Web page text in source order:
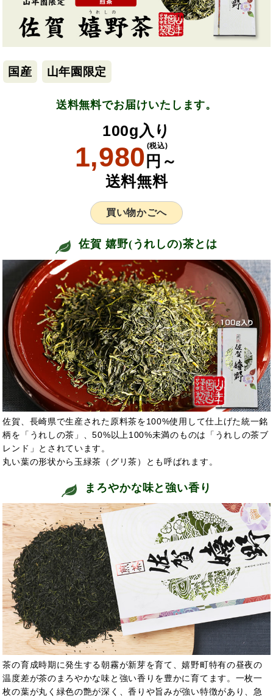
国産 山年園限定
送料無料でお届けいたします。
100g入り
1,980 円～
(税込)
送料無料
買い物かごへ
佐賀 嬉野(うれしの)茶とは
佐賀、長崎県で生産された原料茶を100%使用して仕上げた統一銘
柄を「うれしの茶」、50%以上100%未満のものは「うれしの茶ブ
レンド」とされています。
丸い葉の形状から玉緑茶（グリ茶）とも呼ばれます。
まろやかな味と強い香り
茶の育成時期に発生する朝霧が新芽を育て、嬉野町特有の昼夜の
温度差が茶のまろやかな味と強い香りを豊かに育てます。一枚一
枚の葉が丸く緑色の艶が深く、香りや旨みが強い特徴があり、急